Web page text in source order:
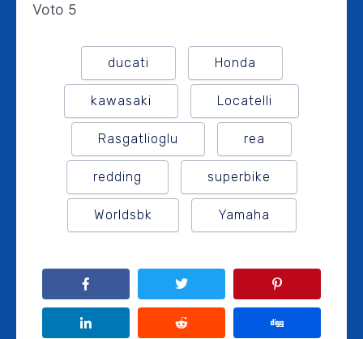
Voto 5
ducati Honda
kawasaki Locatelli
Rasgatlioglu rea
redding superbike
Worldsbk Yamaha